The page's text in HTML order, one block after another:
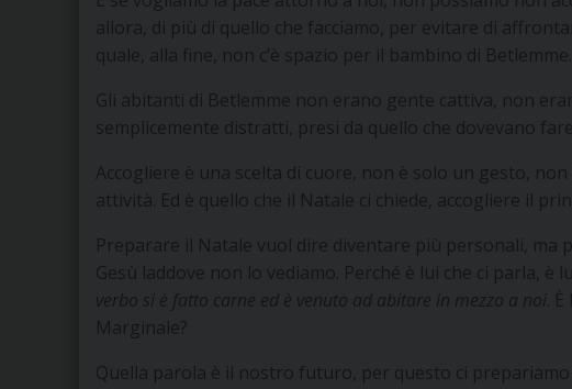
allora, di più di quello che facciamo, per evitare di
quale, alla fine, non c’è spazio per il bambino di Betlemme.
Gli abitanti di Betlemme non erano gente cattiva, non
semplicemente distratti, presi da quello che dovevano
Accogliere è una scelta di cuore, non è solo un gesto,
attività. Ed è quello che il Natale ci chiede, accogliere il
Preparare il Natale vuol dire diventare più personali, ma
Gesù laddove non lo vediamo. Perché è lui che ci parla, è
verbo si è fatto carne ed è venuto ad abitare in mezzo a noi
Marginale?
Quella parola è il nostro futuro, per questo ci prepariamo